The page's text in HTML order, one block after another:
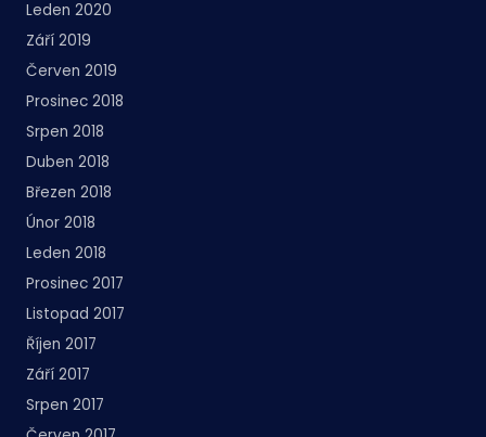
Leden 2020
Září 2019
Červen 2019
Prosinec 2018
Srpen 2018
Duben 2018
Březen 2018
Únor 2018
Leden 2018
Prosinec 2017
Listopad 2017
Říjen 2017
Září 2017
Srpen 2017